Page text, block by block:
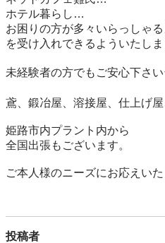
ホテル暮らし…
お困りの方が多々いらっしゃ
を受け入れできるよういたしま
未経験者の方でもご安心下さい
鳶、鍛冶屋、溶接屋、仕上げ
姫路市内プラント内から
全国出張もございます。
ご本人様のニーズにお応えいた
投稿者